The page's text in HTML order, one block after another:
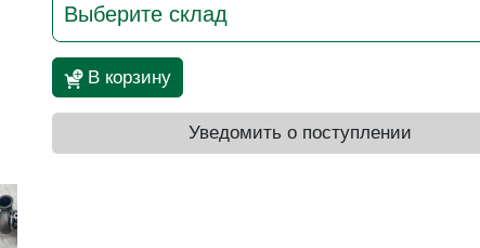
Выберите склад
В корзину
Уведомить о поступлении